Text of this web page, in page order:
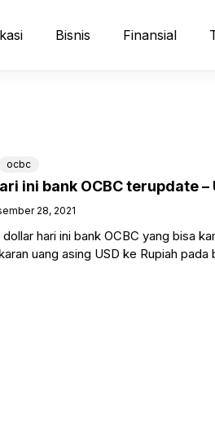
Bisnis Finansial
ocbc
ini bank OCBC terupdate –
28, 2021
hari ini bank OCBC yang bisa
uang asing USD ke Rupiah